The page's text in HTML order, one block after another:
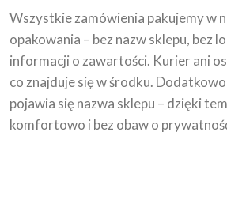
Wszystkie zamówienia pakujemy w
opakowania – bez nazw sklepu, bez
informacji o zawartości. Kurier ani
co znajduje się w środku.
pojawia się nazwa sklepu – dzięki
komfortowo i bez obaw o